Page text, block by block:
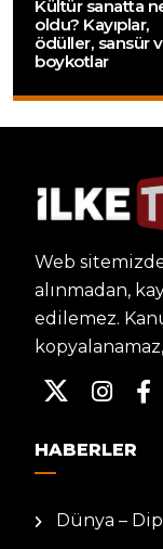
Kültür sanatta
oldu? Kayıplar,
ödüller, sansür
boykotlar
Web
alınmadan,
edilemez.
HABERLER
Dünya –